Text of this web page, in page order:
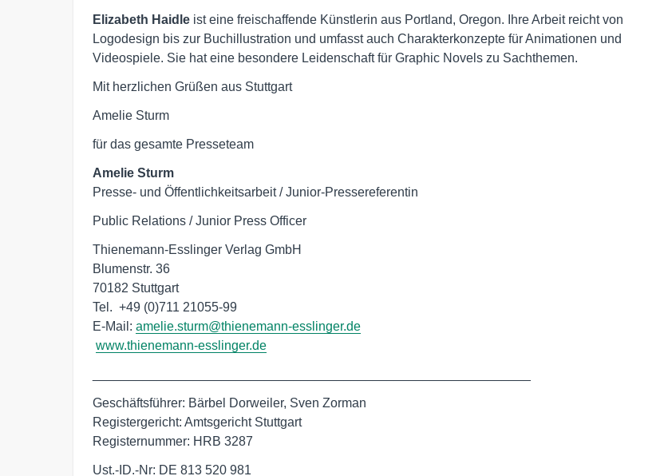
Elizabeth Haidle ist eine freischaffende Künstlerin aus Portland, Oregon. Ihre Arbeit reicht von
Logodesign bis zur Buchillustration und umfasst auch Charakterkonzepte für Animationen und
Videospiele. Sie hat eine besondere Leidenschaft für Graphic Novels zu Sachthemen.
Mit herzlichen Grüßen aus Stuttgart
Amelie Sturm
für das gesamte Presseteam
Amelie Sturm
Presse- und Öffentlichkeitsarbeit / Junior-Pressereferentin
Public Relations / Junior Press Officer
Thienemann-Esslinger Verlag GmbH
Blumenstr. 36
70182 Stuttgart
Tel.  +49 (0)711 21055-99
E-Mail: amelie.sturm@thienemann-esslinger.de
www.thienemann-esslinger.de
Geschäftsführer: Bärbel Dorweiler, Sven Zorman
Registergericht: Amtsgericht Stuttgart
Registernummer: HRB 3287
Ust.-ID.-Nr: DE 813 520 981